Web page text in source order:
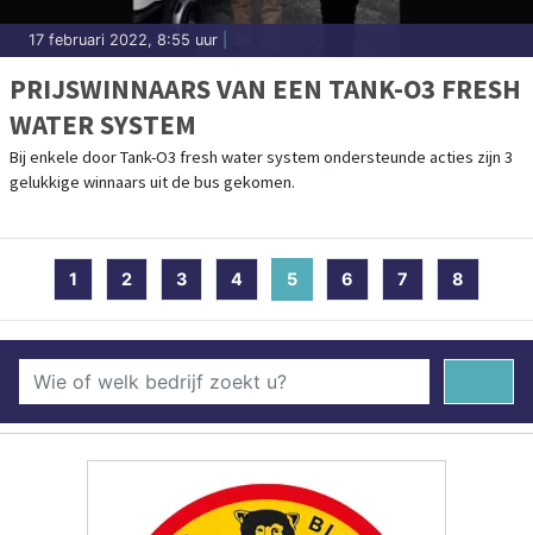
17 februari 2022, 8:55 uur
PRIJSWINNAARS VAN EEN TANK-O3 FRESH
WATER SYSTEM
Bij enkele door Tank-O3 fresh water system ondersteunde acties zijn 3
gelukkige winnaars uit de bus gekomen.
1 2 3 4 5 (current)
6 7 8